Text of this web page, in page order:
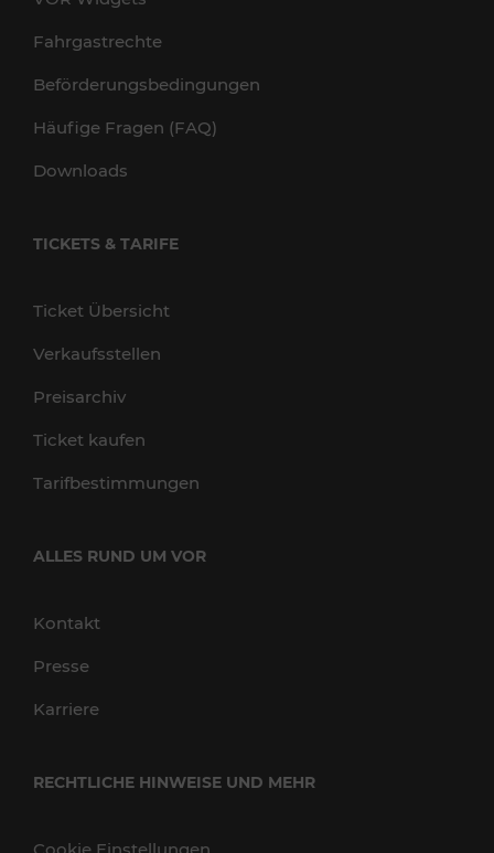
Fahrgastrechte
Beförderungsbedingungen
Häufige Fragen (FAQ)
Downloads
TICKETS & TARIFE
Ticket Übersicht
Verkaufsstellen
Preisarchiv
Ticket kaufen
Tarifbestimmungen
ALLES RUND UM VOR
Kontakt
Presse
Karriere
RECHTLICHE HINWEISE UND MEHR